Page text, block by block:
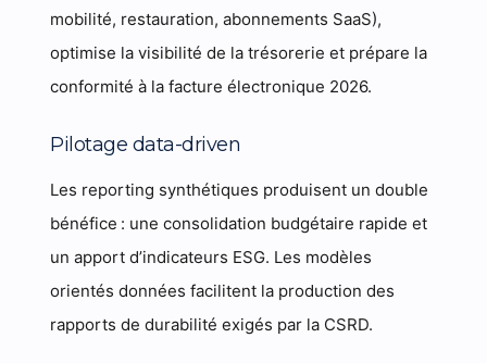
mobilité, restauration, abonnements SaaS),
optimise la visibilité de la trésorerie et prépare la
conformité à la facture électronique 2026.
Pilotage data-driven
Les reporting synthétiques produisent un double
bénéfice : une consolidation budgétaire rapide et
un apport d’indicateurs ESG. Les modèles
orientés données facilitent la production des
rapports de durabilité exigés par la CSRD.